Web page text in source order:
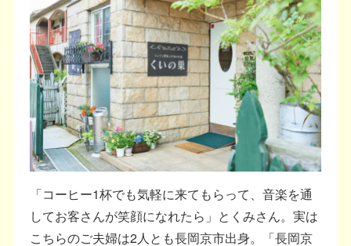
「コーヒー1杯でも気軽に来てもらって、音楽を通
してお客さんが笑顔になれたら」とくみさん。実は
こちらのご夫婦は2人とも長岡京市出身。「長岡京